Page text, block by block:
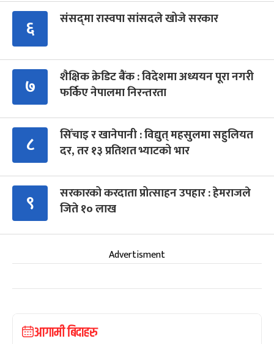
६ संसद्‍मा रास्वपा सांसदले खोजे सरकार
७
शैक्षिक क्रेडिट बैंक : विदेशमा अध्ययन पूरा नगरी
फर्किए नेपालमा निरन्तरता
८
सिँचाइ र खानेपानी : विद्युत् महसुलमा सहुलियत
दर, तर १३ प्रतिशत भ्याटको भार
९
सरकारको करदाता प्रोत्साहन उपहार : हेमराजले
जिते १० लाख
Advertisment
आगामी बिदाहरु